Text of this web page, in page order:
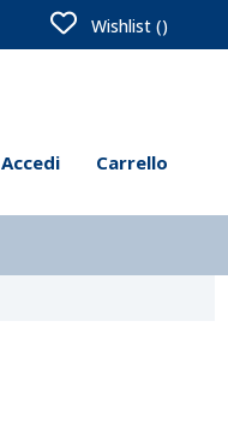
Wishlist ()
Accedi Carrello